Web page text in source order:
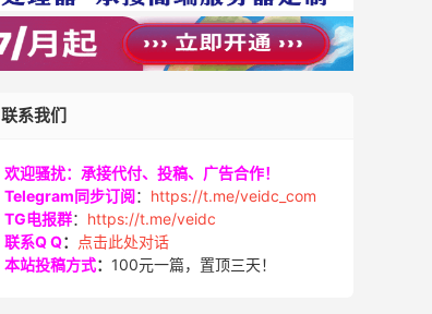
联系我们
欢迎骚扰：承接代付、投稿、广告合作！
Telegram同步订阅： https://t.me/veidc_com
TG电报群： https://t.me/veidc
联系Q Q：
点击此处对话
本站投稿方式： 100元一篇，置顶三天！